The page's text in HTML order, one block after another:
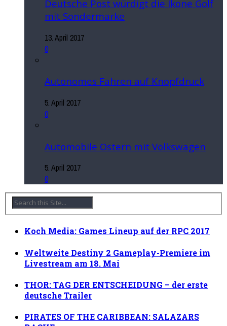
Deutsche Post würdigt die Ikone Golf
mit Sondermarke
13. April 2017
0
Autonomes Fahren auf Knopfdruck
5. April 2017
0
Automobile Ostern mit Volkswagen
5. April 2017
0
Koch Media: Games Lineup auf der RPC 2017
Weltweite Destiny 2 Gameplay-Premiere im
Livestream am 18. Mai
THOR: TAG DER ENTSCHEIDUNG – der erste
deutsche Trailer
PIRATES OF THE CARIBBEAN: SALAZARS